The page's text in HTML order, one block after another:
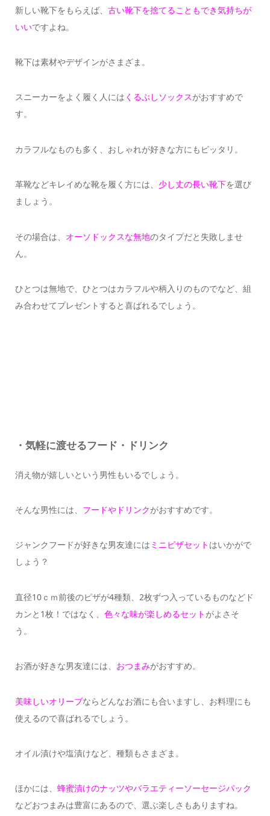
新しい靴下をもらえば、 古い靴下を捨てることもでき気持ちが
いいですよね。
靴下は素材やデザインがさまざま。
スニーカーをよく履く人には くるぶしソックスがおすすめで
す。
カラフルなものも多く、おしゃれが好きな方にもピッタリ。
革靴などキレイめな靴を履く方には、 少し丈の長い靴下を選び
ましょう。
その場合は、 オーソドックスな無地のタイプだと失敗しませ
ん。
ひとつは無地で、ひとつはカラフルや柄入りのものでなど、組
み合わせてプレゼントすると喜ばれるでしょう。
・気軽に渡せるフード・ドリンク
消え物が嬉しいという男性もいるでしょう。
そんな男性には、 フードやドリンクがおすすめです。
ジャンクフードが好きな男友達には ミニピザセット はいかがで
しょう？
直径10ｃｍ前後のピザが4種類、2枚ずつ入っているものなどド
カンと1枚！ではなく、 色々な味が楽しめるセット がよさそ
う。
お酒が好きな男友達には、 おつまみがおすすめ。
美味しいオリーブならどんなお酒にも合いますし、お料理にも
使えるので喜ばれるでしょう。
オイル漬けや塩漬けなど、種類もさまざま。
ほかには、 蜂蜜漬けのナッツやバラエティーソーセージパック
などおつまみは豊富にあるので、選ぶ楽しさもありますね。